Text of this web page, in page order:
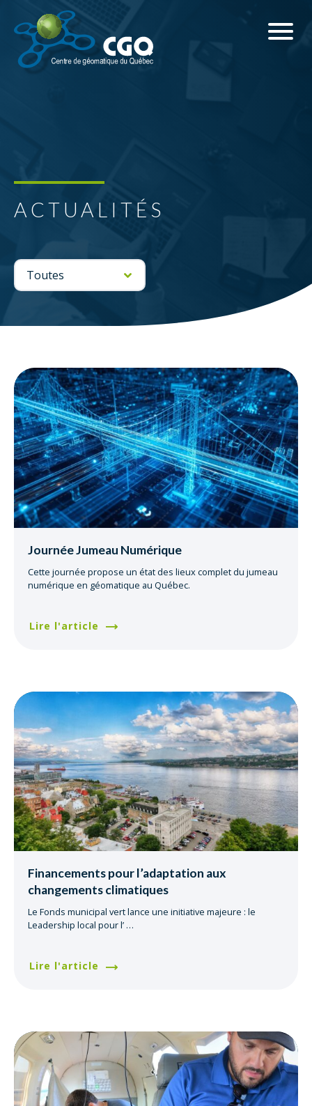
ACTUALITÉS
Journée Jumeau Numérique
Cette journée propose un état des lieux complet du jumeau
numérique en géomatique au Québec.
Lire l'article
Financements pour l’adaptation aux
changements climatiques
Le Fonds municipal vert lance une initiative majeure : le
Leadership local pour l’ …
Lire l'article